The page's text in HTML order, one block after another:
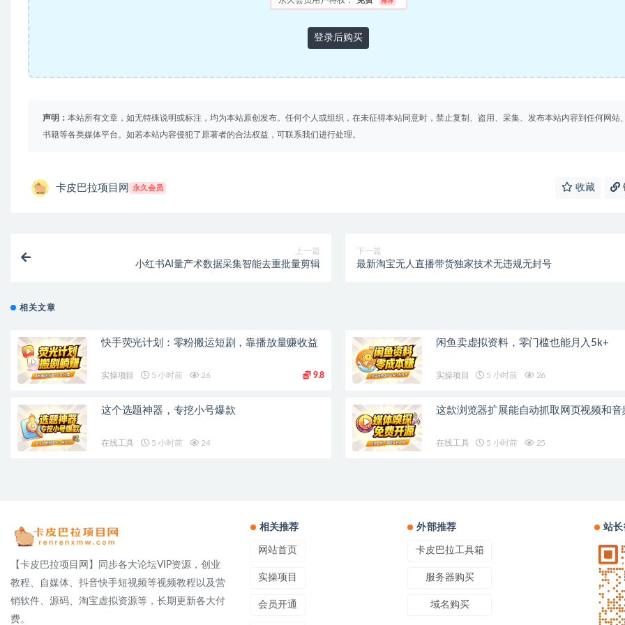
登录后购买
声明： 本站所有文章，如无特殊说明或标注，均为本站原创发布。任何个人或组织，在未征得本站同意时，禁止复制、盗用、采集、发布本站内容到任何网站
书籍等各类媒体平台。如若本站内容侵犯了原著者的合法权益，可联系我们进行处理。
卡皮巴拉项目网 永久会员 收藏
上一篇
小红书AI量产术数据采集智能去重批量剪辑
下一篇
最新淘宝无人直播带货独家技术无违规无封号
相关文章
快手荧光计划：零粉搬运短剧，靠播放量赚收益
实操项目 5 小时前 26 9.8
闲鱼卖虚拟资料，零门槛也能月入5k+
实操项目 5 小时前 26
这个选题神器，专挖小号爆款
在线工具 5 小时前 24
这款浏览器扩展能自动抓取网页视频和音
在线工具 5 小时前 25
【卡皮巴拉项目网】同步各大论坛VIP资源，创业
教程、自媒体、抖音快手短视频等视频教程以及营
销软件、源码、淘宝虚拟资源等，长期更新各大付
费。
相关推荐
网站首页
实操项目
会员开通
外部推荐
卡皮巴拉工具箱
服务器购买
域名购买
站